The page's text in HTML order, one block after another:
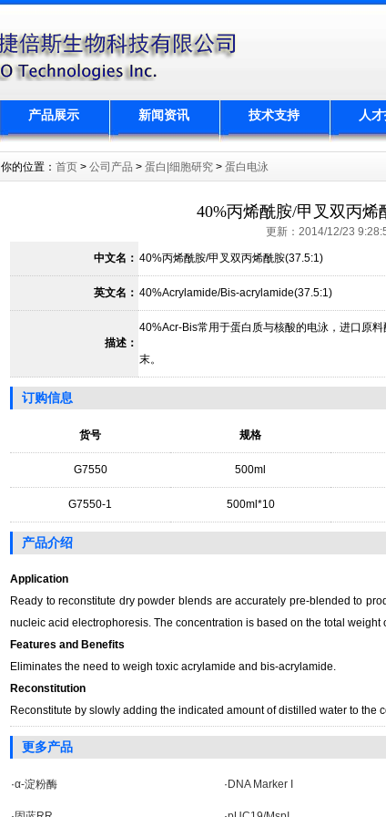
产品展示 新闻资讯 技术支持 人
你的位置： 首页 > 公司产品 > 蛋白|细胞研究 > 蛋白电泳
40%丙烯酰胺/甲叉双丙烯
更新：2014/12/23
中文名： 40%丙烯酰胺/甲叉双丙烯酰胺(37.5:1)
英文名： 40%Acrylamide/Bis-acrylamide(37.5:1)
描述：
40%Acr-Bis常用于蛋白质与核酸的电泳，进口原
末。
订购信息
货号 规格
G7550 500ml
G7550-1 500ml*10
产品介绍
Application
Ready to reconstitute dry powder blends are accurately pre-blended to
nucleic acid electrophoresis. The concentration is based on the total
Features and Benefits
Eliminates the need to weigh toxic acrylamide and bis-acrylamide.
Reconstitution
Reconstitute by slowly adding the indicated amount of distilled water to the
更多产品
·α-淀粉酶 · DNA Marker I